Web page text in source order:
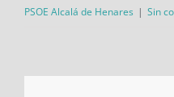
PSOE Alcalá de Henares | Sin